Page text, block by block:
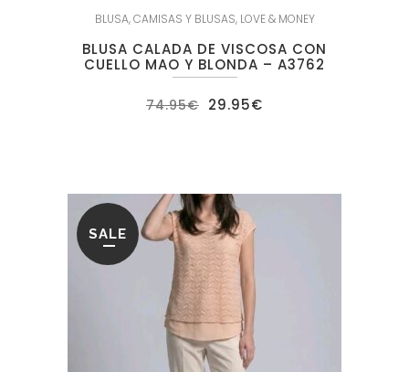
BLUSA,CAMISAS Y BLUSAS, LOVE & MONEY
BLUSA CALADA DE VISCOSA CON
CUELLO MAO Y BLONDA – A3762
74.95€ El
precio
29.95€
SALE